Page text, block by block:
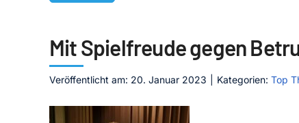
Mit Spielfreude gegen
Veröffentlicht am: 20. Januar 2023 Kategorien: Top